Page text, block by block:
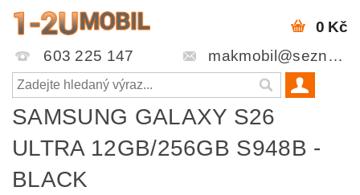
603 225 147 makmobil@seznam.cz
0 Kč
SAMSUNG GALAXY S26
ULTRA 12GB/256GB S948B -
BLACK